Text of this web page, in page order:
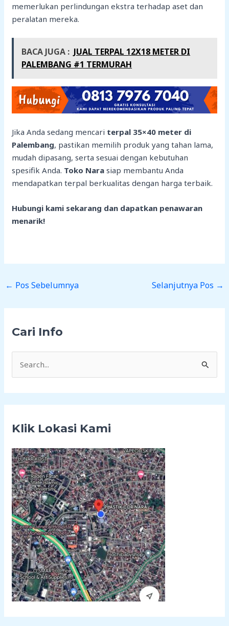
memerlukan perlindungan ekstra terhadap aset dan
peralatan mereka.
BACA JUGA : JUAL TERPAL 12X18 METER DI
PALEMBANG #1 TERMURAH
Jika Anda sedang mencari terpal 35×40 meter di
Palembang, pastikan memilih produk yang tahan lama,
mudah dipasang, serta sesuai dengan kebutuhan
spesifik Anda. Toko Nara siap membantu Anda
mendapatkan terpal berkualitas dengan harga terbaik.
Hubungi kami sekarang dan dapatkan penawaran
menarik!
← Pos Sebelumnya Selanjutnya Pos →
Cari Info
u
t
u
k
:
Klik Lokasi Kami